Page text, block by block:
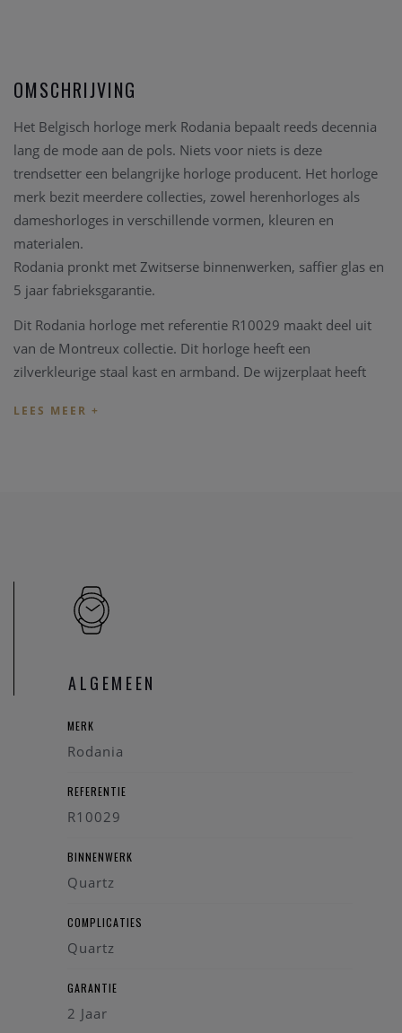
OMSCHRIJVING
Het Belgisch horloge merk Rodania bepaalt reeds decennia
lang de mode aan de pols. Niets voor niets is deze
trendsetter een belangrijke horloge producent. Het horloge
merk bezit meerdere collecties, zowel herenhorloges als
dameshorloges in verschillende vormen, kleuren en
materialen.
Rodania pronkt met Zwitserse binnenwerken, saffier glas en
5 jaar fabrieksgarantie.
Dit Rodania horloge met referentie R10029 maakt deel uit
van de Montreux collectie. Dit horloge heeft een
zilverkleurige staal kast en armband. De wijzerplaat heeft
en kastrand.
Zo kunnen ook wisselstukken besteld worden zoals bv een
nieuwe armband voor het horloge.
Heeft u verdere vragen kan u steeds
ALGEMEEN
MERK
Rodania
REFERENTIE
R10029
BINNENWERK
Quartz
COMPLICATIES
Quartz
GARANTIE
2 Jaar